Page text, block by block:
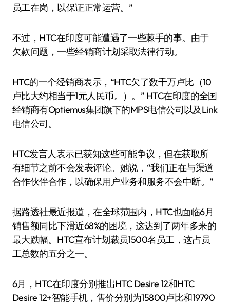
员工在岗，以保证正常运营。”
不过，HTC在印度可能遭遇了一些棘手的事。由于
欠款问题，一些经销商计划采取法律行动。
HTC的一个经销商表示，“HTC欠了数千万卢比（10
卢比大约相当于1元人民币。）。” HTC在印度的全国
经销商有Optiemus集团旗下的MPS电信公司以及Link
电信公司。
HTC发言人表示已获知这些可能争议，但在获取所
有细节之前不会发表评论。她说，“我们正在与渠道
合作伙伴合作，以确保用户业务和服务不会中断。”
据路透社最近报道，在全球范围内，HTC也面临6月
销售额同比下滑近68%的困境，这达到了两年多来的
最大跌幅。HTC宣布计划裁员1500名员工，这占员
工总数的五分之一。
6月，HTC在印度分别推出HTC Desire 12和HTC
Desire 12+智能手机，售价分别为15800卢比和19790